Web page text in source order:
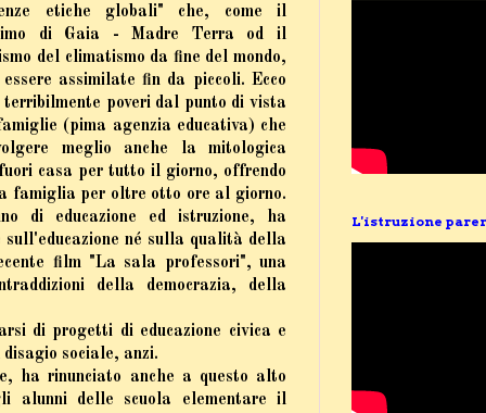
etiche globali" che, come il
di Gaia - Madre Terra od il
del climatismo da fine del mondo,
essere assimilate fin da piccoli. Ecco
terribilmente poveri dal punto di vista
(pima agenzia educativa) che
meglio anche la mitologica
casa per tutto il giorno, offrendo
famiglia per oltre otto ore al giorno.
di educazione ed istruzione, ha
né sulla qualità della
film "La sala professori", una
della democrazia, della
di progetti di educazione civica e
sociale, anzi.
ha rinunciato anche a questo alto
alunni delle scuola elementare il
L'istruzione